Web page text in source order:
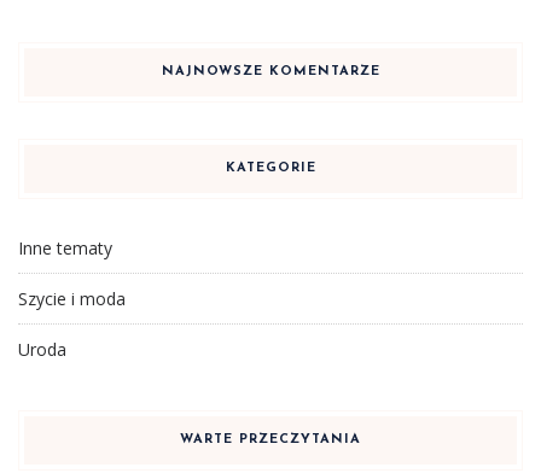
NAJNOWSZE KOMENTARZE
KATEGORIE
Inne tematy
Szycie i moda
Uroda
WARTE PRZECZYTANIA